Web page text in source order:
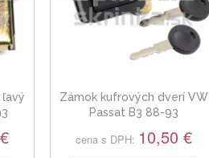
Zámok kufrových dverí VW
Passat B3 88-93
cena s DPH: 10,50 €